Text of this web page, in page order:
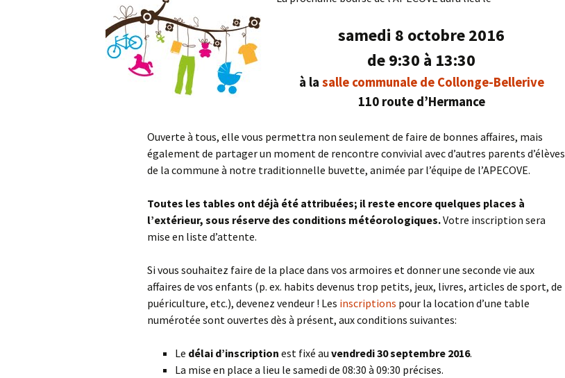
Informations bancaires
Liens utiles
Politique de
confidentialité
samedi 8 octobre 2016
de 9:30 à 13:30
à la salle communale de Collonge-Bellerive
110 route d’Hermance
Ouverte à tous, elle vous permettra non seulement de faire de bonnes affaires, mais
également de partager un moment de rencontre convivial avec d’autres parents d’élèves
de la commune à notre traditionnelle buvette, animée par l’équipe de l’APECOVE.
Toutes les tables ont déjà été attribuées; il reste encore quelques places à
l’extérieur, sous réserve des conditions météorologiques.Votre inscription sera
mise en liste d’attente.
Si vous souhaitez faire de la place dans vos armoires et donner une seconde vie aux
affaires de vos enfants (p. ex. habits devenus trop petits, jeux, livres, articles de sport, de
puériculture, etc.), devenez vendeur ! Les inscriptions pour la location d’une table
numérotée sont ouvertes dès à présent, aux conditions suivantes:
Le délai d’inscription est fixé au vendredi 30 septembre 2016.
La mise en place a lieu le samedi de 08:30 à 09:30 précises.